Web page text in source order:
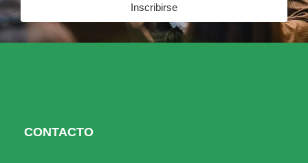
Inscribirse
CONTACTO